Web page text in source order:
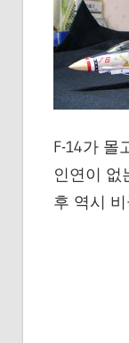
F-14가 몰
인연이 없
후 역시